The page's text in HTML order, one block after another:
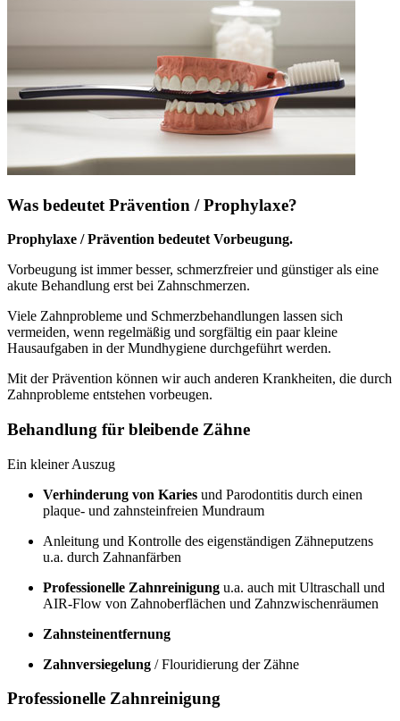
Was bedeutet Prävention / Prophylaxe?
Prophylaxe / Prävention bedeutet Vorbeugung.
Vorbeugung ist immer besser, schmerzfreier und günstiger als eine
akute Behandlung erst bei Zahnschmerzen.
Viele Zahnprobleme und Schmerzbehandlungen lassen sich
vermeiden, wenn regelmäßig und sorgfältig ein paar kleine
Hausaufgaben in der Mundhygiene durchgeführt werden.
Mit der Prävention können wir auch anderen Krankheiten, die durch
Zahnprobleme entstehen vorbeugen.
Behandlung für bleibende Zähne
Ein kleiner Auszug
Verhinderung von Karies und Parodontitis durch einen
plaque- und zahnsteinfreien Mundraum
Anleitung und Kontrolle des eigenständigen Zähneputzens
u.a. durch Zahnanfärben
Professionelle Zahnreinigung u.a. auch mit Ultraschall und
AIR-Flow von Zahnoberflächen und Zahnzwischenräumen
Zahnsteinentfernung
Zahnversiegelung / Flouridierung der Zähne
Professionelle Zahnreinigung